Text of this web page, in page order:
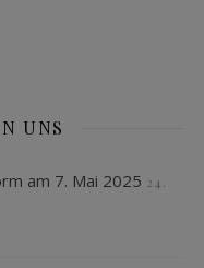
UNS
am 7. Mai 2025 24.